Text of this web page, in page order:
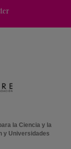
la Ciencia y la
y Universidades